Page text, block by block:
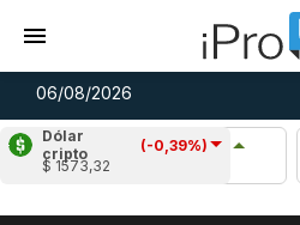
06/08/2026
Dólar
cripto
(-0,39%)
$ 1573,32
Cardano
(5,31%)
u$s 0,20